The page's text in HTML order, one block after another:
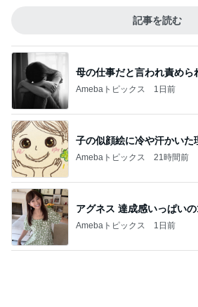
Amebaトピックス 21時間前
アグネス 達成感いっぱい
Amebaトピックス 1日前
指差しで確信したお気に入
Amebaトピックス 1日前